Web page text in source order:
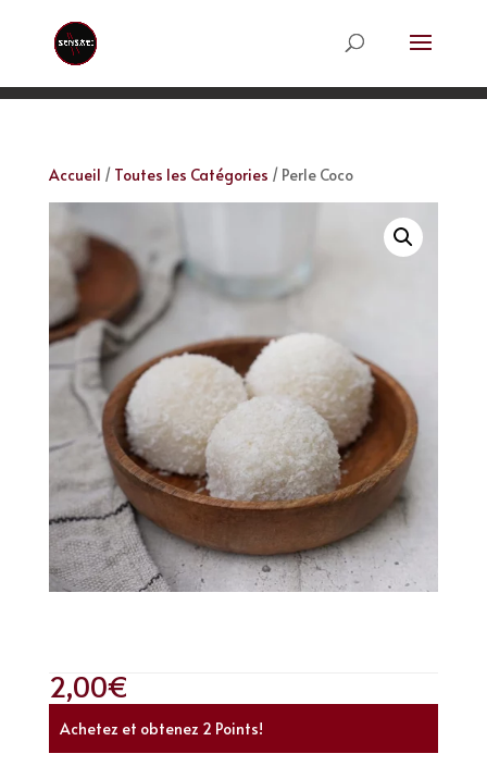
Accueil / Toutes les Catégories / Perle Coco
2,00€
Achetez et obtenez 2 Points!